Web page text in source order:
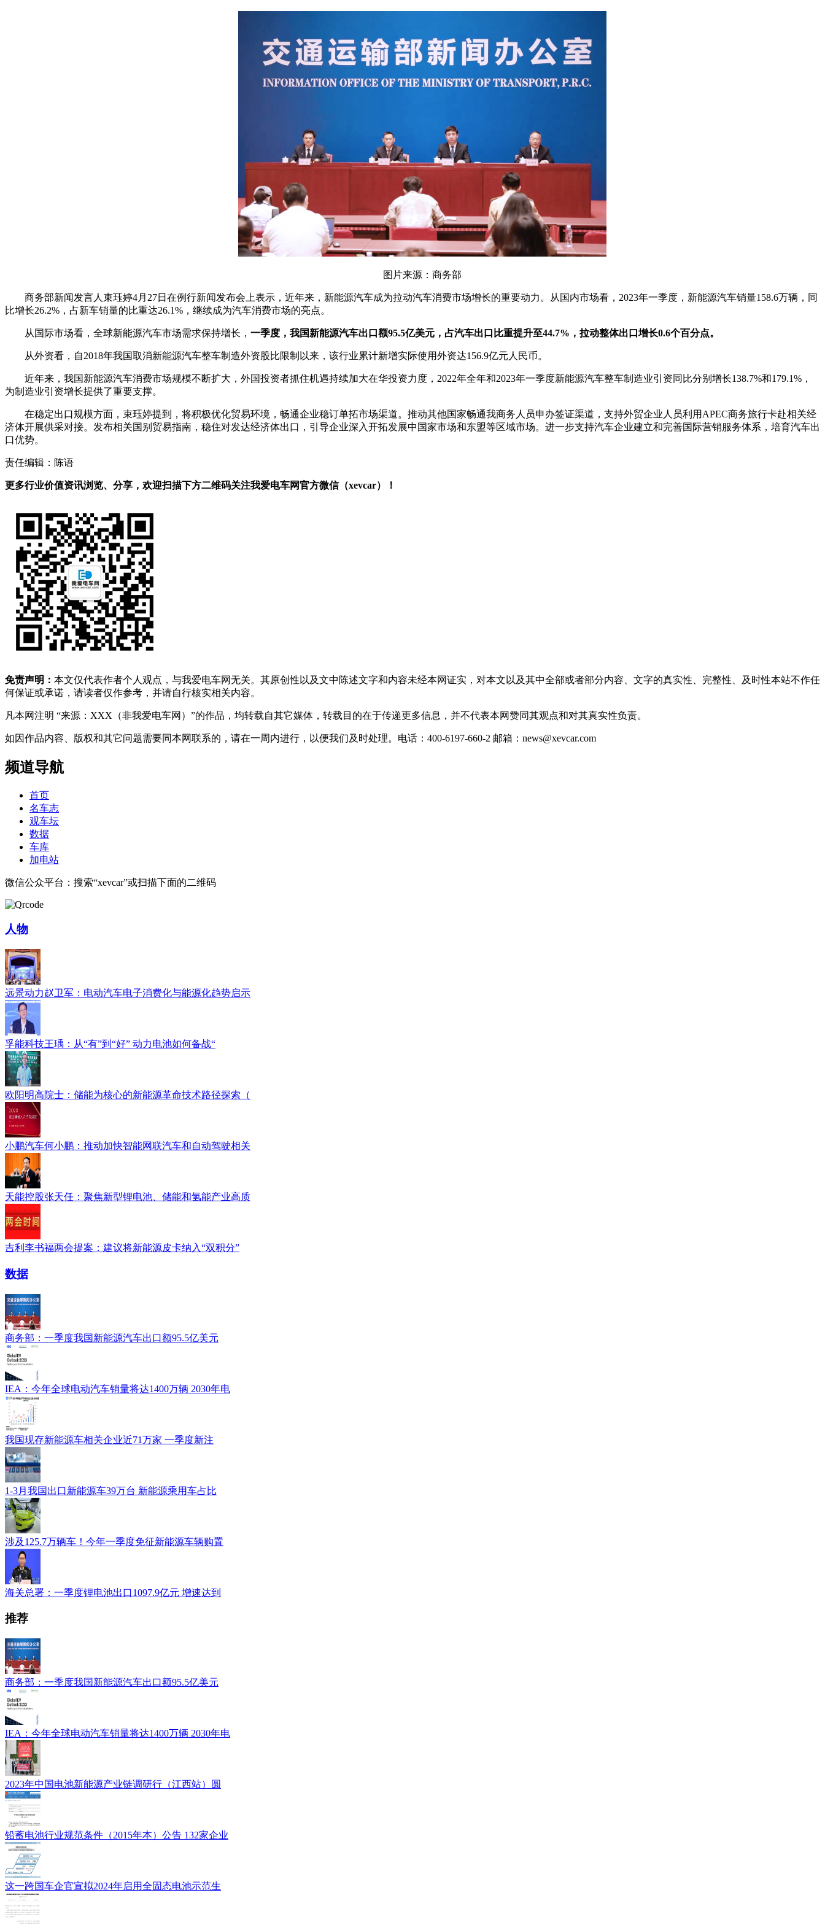
图片来源：商务部
商务部新闻发言人束珏婷4月27日在例行新闻发布会上表示，近年来，新能源汽车成为拉动汽车消费市场增长的重要动力。从国内市场看，2023年一季度，新能源汽车销量158.6万辆，同
比增长26.2%，占新车销量的比重达26.1%，继续成为汽车消费市场的亮点。
从国际市场看，全球新能源汽车市场需求保持增长， 一季度，我国新能源汽车出口额95.5亿美元，占汽车出口比重提升至44.7%，拉动整体出口增长0.6个百分点。
从外资看，自2018年我国取消新能源汽车整车制造外资股比限制以来，该行业累计新增实际使用外资达156.9亿元人民币。
近年来，我国新能源汽车消费市场规模不断扩大，外国投资者抓住机遇持续加大在华投资力度，2022年全年和2023年一季度新能源汽车整车制造业引资同比分别增长138.7%和179.1%，
为制造业引资增长提供了重要支撑。
在稳定出口规模方面，束珏婷提到，将积极优化贸易环境，畅通企业稳订单拓市场渠道。推动其他国家畅通我商务人员申办签证渠道，支持外贸企业人员利用APEC商务旅行卡赴相关经
济体开展供采对接。发布相关国别贸易指南，稳住对发达经济体出口，引导企业深入开拓发展中国家市场和东盟等区域市场。进一步支持汽车企业建立和完善国际营销服务体系，培育汽车出
口优势。
责任编辑：陈语
更多行业价值资讯浏览、分享，欢迎扫描下方二维码关注我爱电车网官方微信（xevcar）！
免责声明： 本文仅代表作者个人观点，与我爱电车网无关。其原创性以及文中陈述文字和内容未经本网证实，对本文以及其中全部或者部分内容、文字的真实性、完整性、及时性本站不作任
何保证或承诺，请读者仅作参考，并请自行核实相关内容。
凡本网注明 “来源：XXX（非我爱电车网）”的作品，均转载自其它媒体，转载目的在于传递更多信息，并不代表本网赞同其观点和对其真实性负责。
如因作品内容、版权和其它问题需要同本网联系的，请在一周内进行，以便我们及时处理。电话：400-6197-660-2 邮箱：news@xevcar.com
频道导航
首页
名车志
观车坛
数据
车库
加电站
微信公众平台：搜索“xevcar”或扫描下面的二维码
人物
远景动力赵卫军：电动汽车电子消费化与能源化趋势启示
孚能科技王瑀：从“有”到“好” 动力电池如何备战“
欧阳明高院士：储能为核心的新能源革命技术路径探索（
小鹏汽车何小鹏：推动加快智能网联汽车和自动驾驶相关
天能控股张天任：聚焦新型锂电池、储能和氢能产业高质
吉利李书福两会提案：建议将新能源皮卡纳入“双积分”
数据
商务部：一季度我国新能源汽车出口额95.5亿美元
IEA：今年全球电动汽车销量将达1400万辆 2030年电
我国现存新能源车相关企业近71万家 一季度新注
1-3月我国出口新能源车39万台 新能源乘用车占比
涉及125.7万辆车！今年一季度免征新能源车辆购置
海关总署：一季度锂电池出口1097.9亿元 增速达到
推荐
商务部：一季度我国新能源汽车出口额95.5亿美元
IEA：今年全球电动汽车销量将达1400万辆 2030年电
2023年中国电池新能源产业链调研行（江西站）圆
铅蓄电池行业规范条件（2015年本）公告 132家企业
这一跨国车企官宣拟2024年启用全固态电池示范生